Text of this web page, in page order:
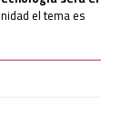
el tema es